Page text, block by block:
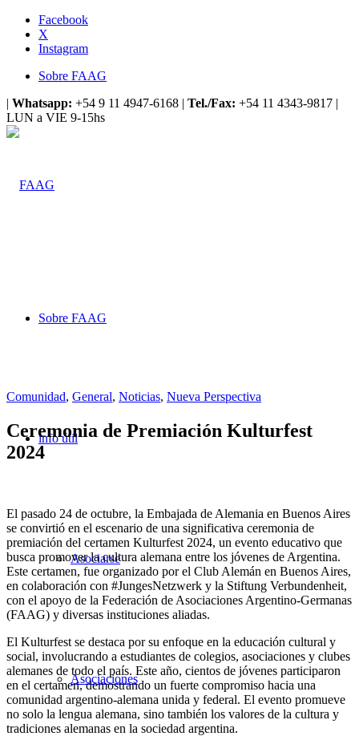
Facebook
X
Instagram
Sobre FAAG
| Whatsapp: +54 9 11 4947-6168 | Tel./Fax: +54 11 4343-9817 |
LUN a VIE 9-15hs
Sobre FAAG
info útil
Asociarse
Asociaciones
Comunidad, General, Noticias, Nueva Perspectiva
Ceremonia de Premiación Kulturfest
2024
El pasado 24 de octubre, la Embajada de Alemania en Buenos Aires
se convirtió en el escenario de una significativa ceremonia de
premiación del certamen Kulturfest 2024, un evento educativo que
busca promover la cultura alemana entre los jóvenes de Argentina.
Este certamen, fue organizado por el Club Alemán en Buenos Aires,
en colaboración con #JungesNetzwerk y la Stiftung Verbundenheit,
con el apoyo de la Federación de Asociaciones Argentino-Germanas
(FAAG) y diversas instituciones aliadas.
El Kulturfest se destaca por su enfoque en la educación cultural y
social, involucrando a estudiantes de colegios, asociaciones y clubes
alemanes de todo el país. Este año, cientos de jóvenes participaron
en el certamen, demostrando un fuerte compromiso hacia una
comunidad argentino-alemana unida y federal. El evento promueve
no solo la lengua alemana, sino también los valores de la cultura y
tradiciones alemanas en la sociedad argentina.